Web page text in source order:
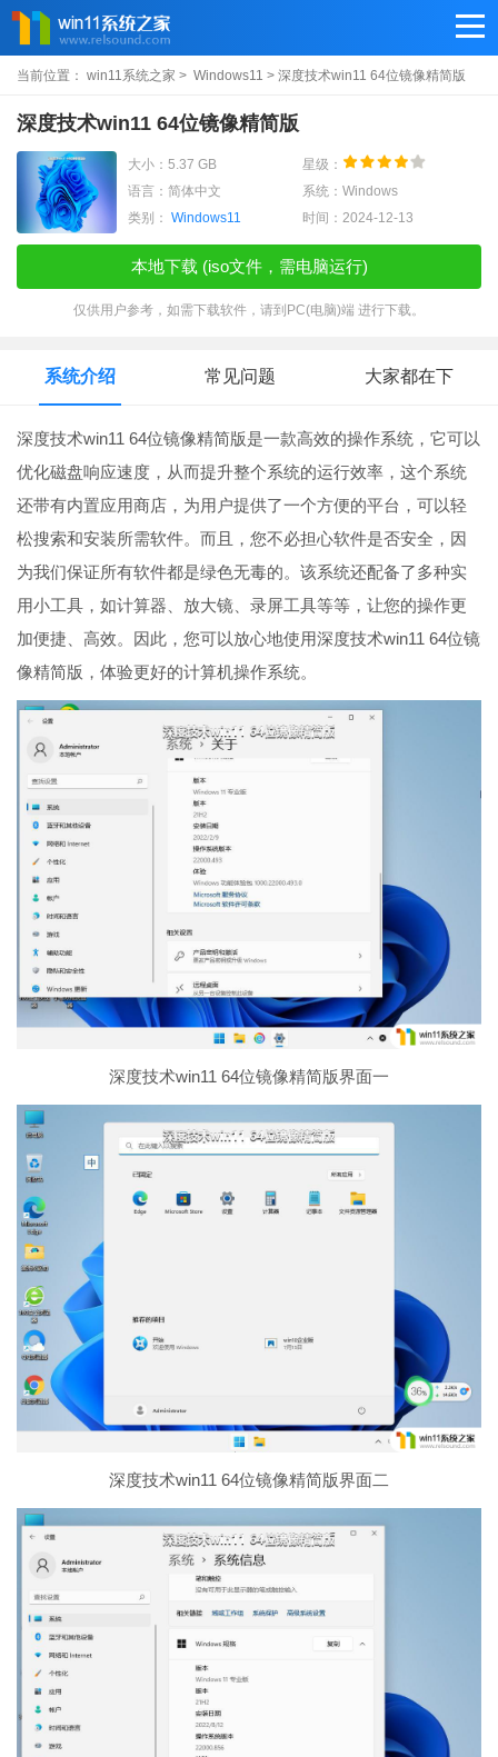
当前位置： win11系统之家 > Windows11 > 深度技术win11 64位镜像精简版
深度技术win11 64位镜像精简版
大小：5.37 GB
星级：
语言：简体中文
系统：Windows
类别： Windows11 时间：2024-12-13
本地下载 (iso文件，需电脑运行)
仅供用户参考，如需下载软件，请到PC(电脑)端 进行下载。
系统介绍 常见问题 大家都在下
深度技术win11 64位镜像精简版是一款高效的操作系统，它可以
优化磁盘响应速度，从而提升整个系统的运行效率，这个系统
还带有内置应用商店，为用户提供了一个方便的平台，可以轻
松搜索和安装所需软件。而且，您不必担心软件是否安全，因
为我们保证所有软件都是绿色无毒的。该系统还配备了多种实
用小工具，如计算器、放大镜、录屏工具等等，让您的操作更
加便捷、高效。因此，您可以放心地使用深度技术win11 64位镜
像精简版，体验更好的计算机操作系统。
深度技术win11 64位镜像精简版界面一
深度技术win11 64位镜像精简版界面二